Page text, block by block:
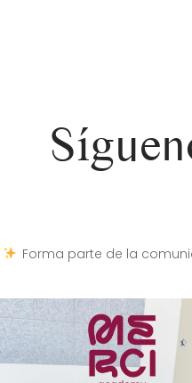
Forma parte de la